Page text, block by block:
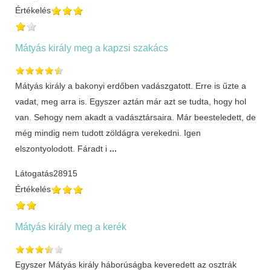
Értékelés
Mátyás király meg a kapzsi szakács
Mátyás király a bakonyi erdőben vadászgatott. Erre is űzte a
vadat, meg arra is. Egyszer aztán már azt se tudta, hogy hol
van. Sehogy nem akadt a vadásztársaira. Már beesteledett, de
még mindig nem tudott zöldágra verekedni. Igen
elszontyolodott. Fáradt i ...
Látogatás28915
Értékelés
Mátyás király meg a kerék
Egyszer Mátyás király háborúságba keveredett az osztrák